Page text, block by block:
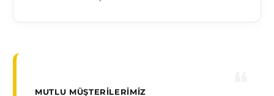
MUTLU MÜŞTERILERIMIZ